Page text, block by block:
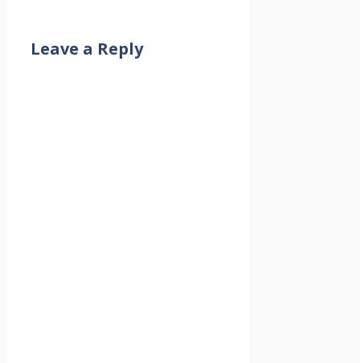
Leave a Reply